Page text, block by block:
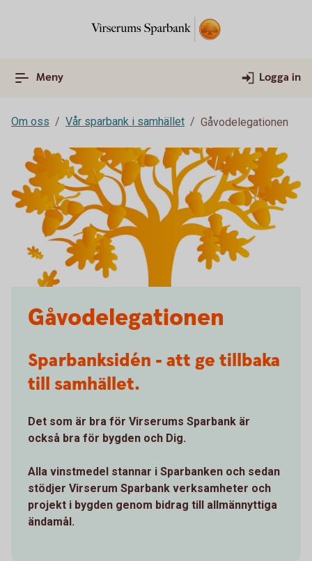
Meny Logga in
Om oss Vår sparbank i samhället Gåvodelegationen
Gåvodelegationen
Sparbanksidén - att ge tillbaka
till samhället.
Det som är bra för Virserums Sparbank är
också bra för bygden och Dig.
Alla vinstmedel stannar i Sparbanken och sedan
stödjer Virserum Sparbank verksamheter och
projekt i bygden genom bidrag till allmännyttiga
ändamål.